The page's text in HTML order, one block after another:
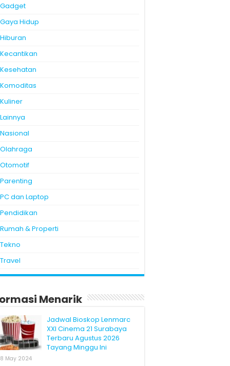
Gadget
Gaya Hidup
Hiburan
Kecantikan
Kesehatan
Komoditas
Kuliner
Lainnya
Nasional
Olahraga
Otomotif
Parenting
PC dan Laptop
Pendidikan
Rumah & Properti
Tekno
Travel
Menarik
Jadwal Bioskop Lenmarc
XXI Cinema 21 Surabaya
Terbaru Agustus 2026
Tayang Minggu Ini
May 2024